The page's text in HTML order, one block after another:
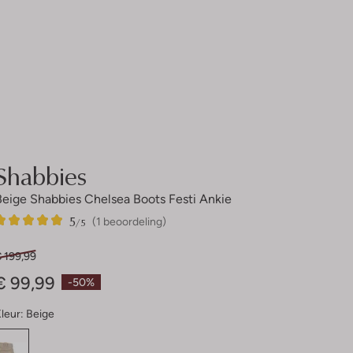
Shabbies Chelsea Boots Festi Ankie
(1 beoordeling)
5/5
-50%
199,99
99,99
Beige